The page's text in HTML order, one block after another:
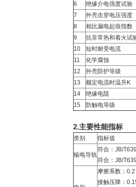
6
绝缘介电强度试验
7
外壳击穿电压强度
8
相比漏电起痕指数
9
抗非常热和着火试
10
短时耐受电流
11
化学腐蚀
12
外壳防护等级
13
额定电流时温升K
14
绝缘电阻
15
防触电等级
2.主要性能指标
类别 指标值
输电导轨
符合：JB/
符合：JB/
摩擦系数：
接触压降：